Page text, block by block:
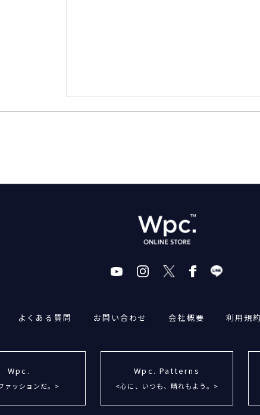
よくある質問 お問い合わせ 会社概要 利用規
Wpc.
ァッションだ。>
Wpc. Patterns
<心に、いつも、晴れもよう。>